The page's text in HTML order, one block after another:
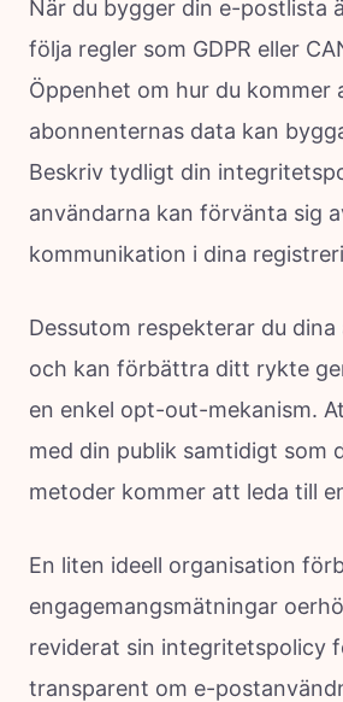
När du bygger din e-postlista
följa regler som GDPR eller
Öppenhet om hur du kommer
abonnenternas data kan
Beskriv tydligt din
användarna kan förvänta sig
kommunikation i dina
Dessutom respekterar du
och kan förbättra ditt rykte
en enkel opt-out-mekanism.
med din publik samtidigt som
metoder kommer att leda till
En liten ideell organisation
engagemangsmätningar
reviderat sin integritetspolicy
transparent om e-